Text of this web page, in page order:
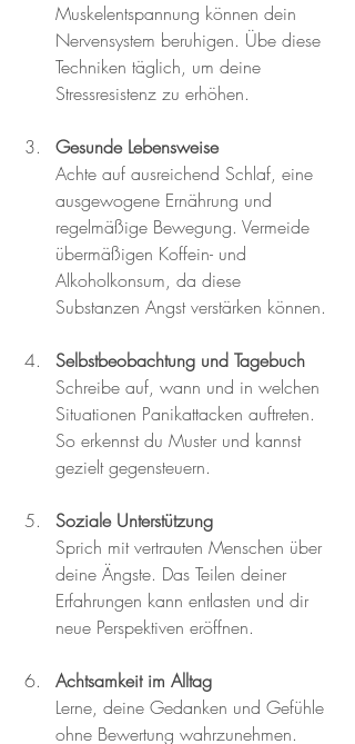
Muskelentspannung können dein
Nervensystem beruhigen. Übe diese
Techniken täglich, um deine
Stressresistenz zu erhöhen.
Gesunde Lebensweise
Achte auf ausreichend Schlaf, eine
ausgewogene Ernährung und
regelmäßige Bewegung. Vermeide
übermäßigen Koffein- und
Alkoholkonsum, da diese
Substanzen Angst verstärken können.
Selbstbeobachtung und Tagebuch
Schreibe auf, wann und in welchen
Situationen Panikattacken auftreten.
So erkennst du Muster und kannst
gezielt gegensteuern.
Soziale Unterstützung
Sprich mit vertrauten Menschen über
deine Ängste. Das Teilen deiner
Erfahrungen kann entlasten und dir
neue Perspektiven eröffnen.
Achtsamkeit im Alltag
Lerne, deine Gedanken und Gefühle
ohne Bewertung wahrzunehmen.